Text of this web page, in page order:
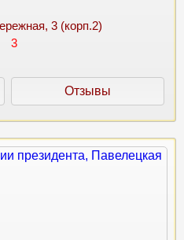
3 (корп.2)
3
Отзывы